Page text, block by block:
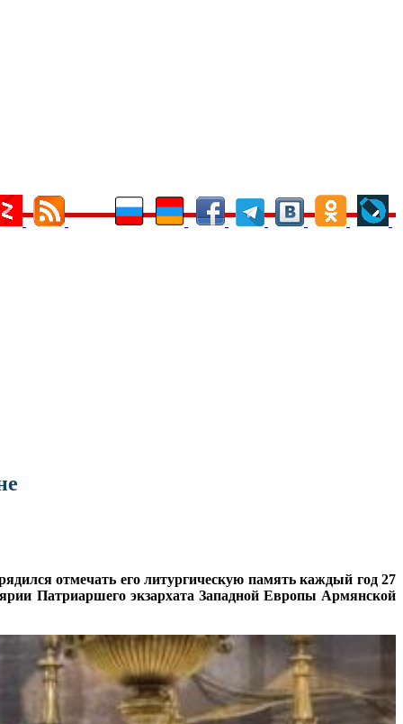
отмечать его литургическую память каждый год 27
Патриаршего экзархата Западной Европы Армянской